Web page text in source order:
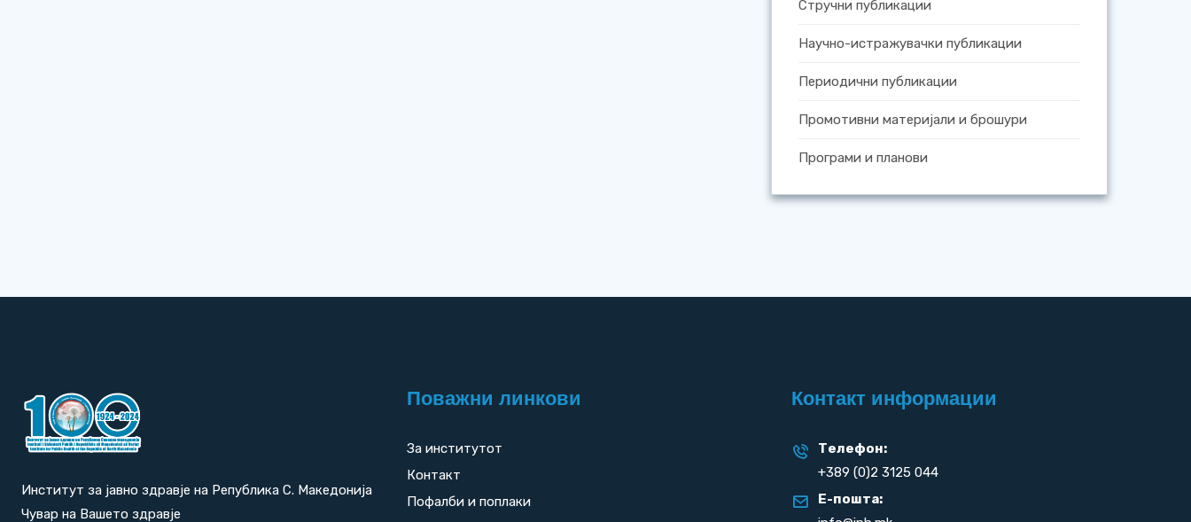
Стручни публикации
Научно-истражувачки публикации
Периодични публикации
Промотивни материјали и брошури
Програми и планови
Институт за јавно здравје на Република С. Македонија
Чувар на Вашето здравје
Поважни линкови
За институтот
Контакт
Пофалби и поплаки
Контакт информации
Телефон:
+389 (0)2 3125 044
Е-пошта: